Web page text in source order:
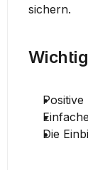
sichern.
Die